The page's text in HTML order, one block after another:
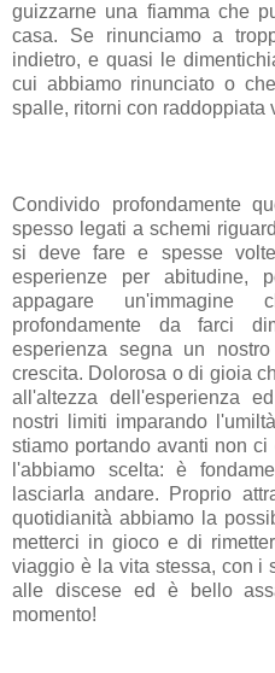
guizzarne una fiamma che
casa. Se rinunciamo a
indietro, e quasi le
cui abbiamo rinunciato o
spalle, ritorni con raddoppiata
Condivido profondamente
spesso legati a schemi
si deve fare e spesse
esperienze per abitudine,
appagare
profondamente da farci
esperienza segna un
crescita. Dolorosa o di gioia
all'altezza dell'esperienza
nostri limiti imparando
stiamo portando avanti non
l'abbiamo scelta: è
lasciarla andare. Proprio
quotidianità abbiamo la
metterci in gioco e di
viaggio è la vita stessa, con i
alle discese ed è bello
momento!